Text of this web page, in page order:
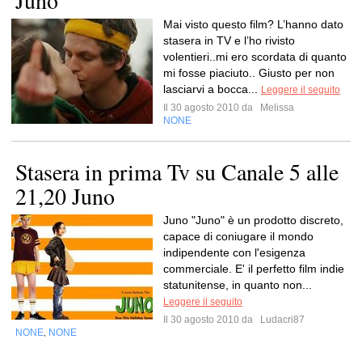
Mai visto questo film? L’hanno dato
stasera in TV e l’ho rivisto
volentieri..mi ero scordata di quanto
mi fosse piaciuto.. Giusto per non
lasciarvi a bocca...
Leggere il seguito
Il 30 agosto 2010 da
Melissa
NONE
Stasera in prima Tv su Canale 5 alle
21,20 Juno
Juno "Juno" è un prodotto discreto,
capace di coniugare il mondo
indipendente con l'esigenza
commerciale. E' il perfetto film indie
statunitense, in quanto non...
Leggere il seguito
Il 30 agosto 2010 da
Ludacri87
NONE NONE